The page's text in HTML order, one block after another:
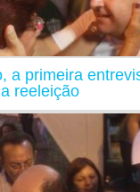
a primeira
reeleição